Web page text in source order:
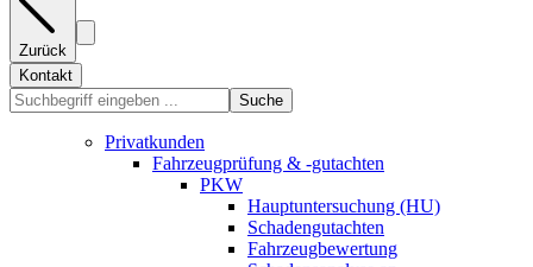
Zurück
Kontakt
Suche
Privatkunden
Fahrzeugprüfung & -gutachten
PKW
Hauptuntersuchung (HU)
Schadengutachten
Fahrzeugbewertung